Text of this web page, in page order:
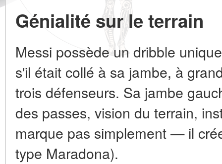
Génialité sur le terrain
Messi possède un dribble
s'il était collé à sa jambe, à
trois défenseurs. Sa jambe
des passes, vision du terrain,
marque pas simplement — il
type Maradona).